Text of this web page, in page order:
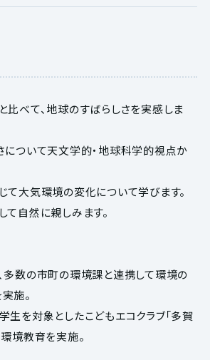
比べて、地球のすばらしさを実感しま
について天文学的・地球科学的視点か
て大気環境の変化について学びます。
自然に親しみます。
多数の市町の環境課と連携して環境の
施。
生を対象としたこどもエコクラブ｢多賀
で環境教育を実施。